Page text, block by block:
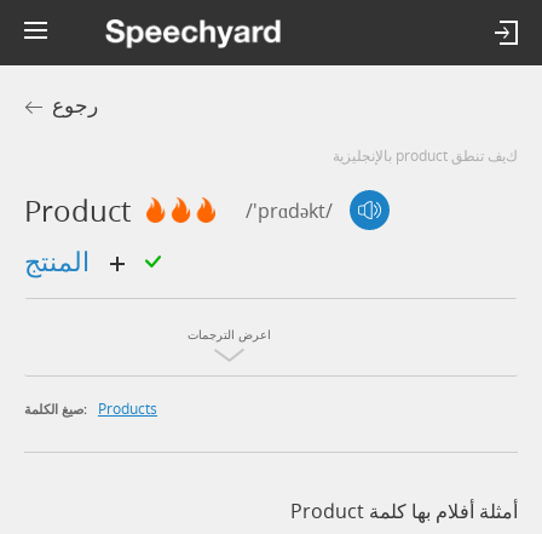
رجوع
كيف تنطق product بالإنجليزية
Product /'prɑdəkt/
اعرض الترجمات
صيغ الكلمة: Products
أمثلة أفلام بها كلمة Product